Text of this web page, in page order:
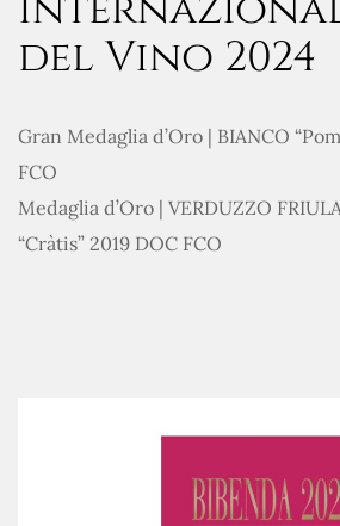
del Vino 2024
Gran Medaglia d’Oro | BIANCO
FCO
Medaglia d’Oro | VERDUZZO
“Cràtis” 2019 DOC FCO